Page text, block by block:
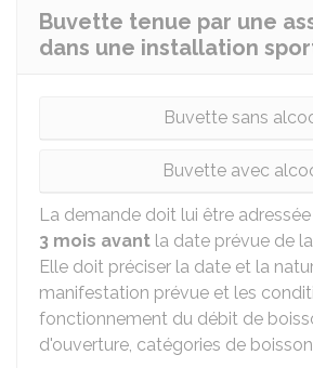
Buvette tenue par une
dans une installation
Buvette sans
Buvette avec
La demande doit lui être
3 mois avant la date prévue de
Elle doit préciser la date et la
manifestation prévue et les
fonctionnement du débit de
d'ouverture, catégories de